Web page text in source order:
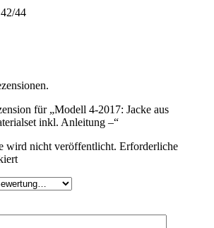
44
für „Modell 4-2017: Jacke aus
inkl. Anleitung –“
wird nicht veröffentlicht. Erforderliche